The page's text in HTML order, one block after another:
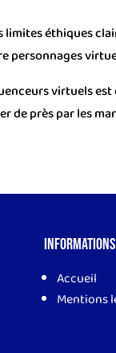
éthiques
personnages
virtuels
de près par les
Informations
Accueil
Mentions